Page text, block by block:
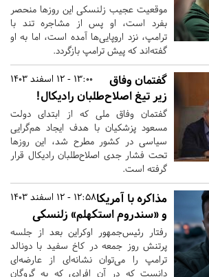
موقعیت عجیب زلنسکی این روزها منحصر
بفرد است، او پس از مشاجره تند با
ترامپ، نزد اروپایی‌ها آمده است، اما به او
گفته‌اند که پیش ترامپ بازگردد.
13:00 - 12 اسفند 1403
گفتمان وفاق
زیر تیغ اصلاح‌طلبان رادیکال!
گفتمان وفاق ملی که از ابتدای دولت
مسعود پزشکیان با هدف ایجاد هم‌گرایی
سیاسی در کشور مطرح شد، این روزها
تحت فشار جدی اصلاح‌طلبان رادیکال قرار
گرفته است.
12:58 - 12 اسفند 1403مذاکره با آمریکا
و «سندروم استکهلم» زلنسکی
رفتار رئیس‌جمهور اوکراین بعد از جلسه
پرتنش روز جمعه در کاخ سفید با دونالد
ترامپ را می‌توان نشانه‌ای از عارضه‌ای
دانست که در آن افرادی که به گروگان‌